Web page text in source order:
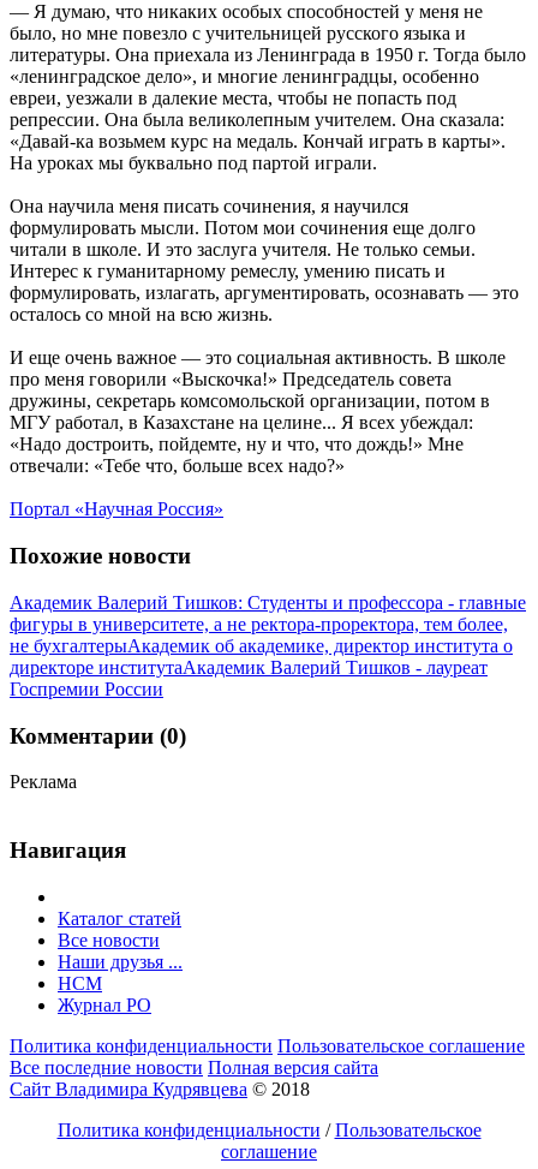
— Я думаю, что никаких особых способностей у меня не
было, но мне повезло с учительницей русского языка и
литературы. Она приехала из Ленинграда в 1950 г. Тогда было
«ленинградское дело», и многие ленинградцы, особенно
евреи, уезжали в далекие места, чтобы не попасть под
репрессии. Она была великолепным учителем. Она сказала:
«Давай-ка возьмем курс на медаль. Кончай играть в карты».
На уроках мы буквально под партой играли.
Она научила меня писать сочинения, я научился
формулировать мысли. Потом мои сочинения еще долго
читали в школе. И это заслуга учителя. Не только семьи.
Интерес к гуманитарному ремеслу, умению писать и
формулировать, излагать, аргументировать, осознавать — это
осталось со мной на всю жизнь.
И еще очень важное — это социальная активность. В школе
про меня говорили «Выскочка!» Председатель совета
дружины, секретарь комсомольской организации, потом в
МГУ работал, в Казахстане на целине... Я всех убеждал:
«Надо достроить, пойдемте, ну и что, что дождь!» Мне
отвечали: «Тебе что, больше всех надо?»
Портал «Научная Россия»
Похожие новости
Академик Валерий Тишков: Студенты и профессора - главные
фигуры в университете, а не ректора-проректора, тем более,
не бухгалтерыАкадемик об академике, директор института о
директоре институтаАкадемик Валерий Тишков - лауреат
Госпремии России
Комментарии (0)
Реклама
Навигация
Каталог статей
Все новости
Наши друзья ...
HCM
Журнал РО
Политика конфиденциальности Пользовательское соглашение
Все последние новости Полная версия сайта
Сайт Владимира Кудрявцева © 2018
Политика конфиденциальности /Пользовательское
соглашение